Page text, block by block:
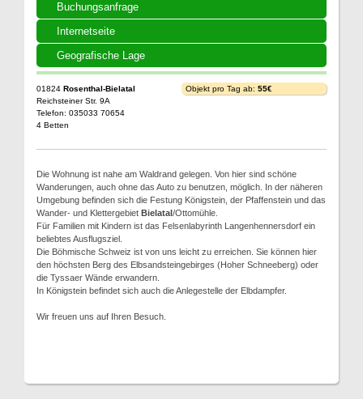
Buchungsanfrage
Internetseite
Geografische Lage
01824 Rosenthal-Bielatal
Reichsteiner Str. 9A
Telefon: 035033 70654
4 Betten
Objekt pro Tag ab: 55€
Die Wohnung ist nahe am Waldrand gelegen. Von hier sind schöne
Wanderungen, auch ohne das Auto zu benutzen, möglich. In der näheren
Umgebung befinden sich die Festung Königstein, der Pfaffenstein und das
Wander- und Klettergebiet Bielatal/Ottomühle.
Für Familien mit Kindern ist das Felsenlabyrinth Langenhennersdorf ein
beliebtes Ausflugsziel.
Die Böhmische Schweiz ist von uns leicht zu erreichen. Sie können hier
den höchsten Berg des Elbsandsteingebirges (Hoher Schneeberg) oder
die Tyssaer Wände erwandern.
In Königstein befindet sich auch die Anlegestelle der Elbdampfer.
Wir freuen uns auf Ihren Besuch.